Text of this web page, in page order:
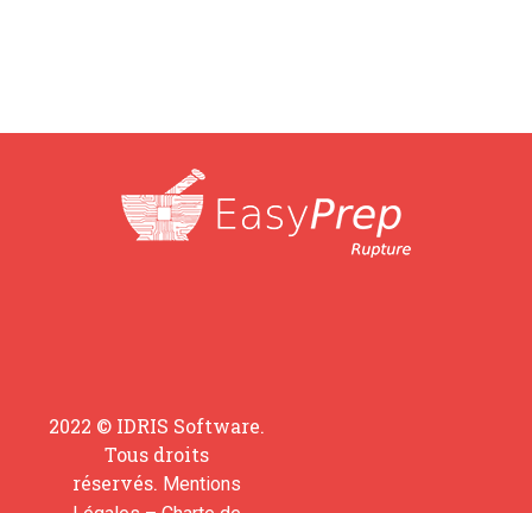
2022 © IDRIS Software.
Tous droits
réservés. Mentions